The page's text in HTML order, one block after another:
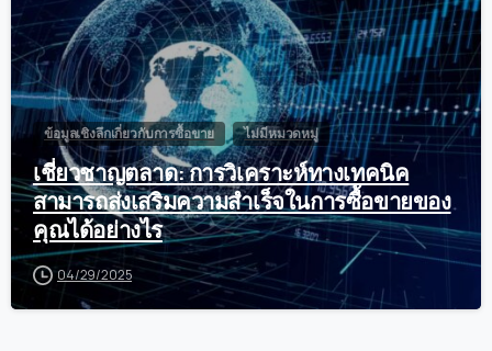
ข้อมูลเชิงลึกเกี่ยวกับการซื้อขาย ไม่มีหมวดหมู่
เชี่ยวชาญตลาด: การวิเคราะห์ทางเทคนิค
สามารถส่งเสริมความสำเร็จในการซื้อขายของ
คุณได้อย่างไร
04/29/2025